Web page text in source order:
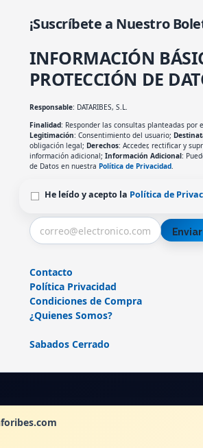
¡Suscríbete a Nuestro
INFORMACIÓN
PROTECCIÓN DE
Responsable: DATARIBES, S.L.
Finalidad: Responder las consultas planteadas
Legitimación: Consentimiento del usuario;
obligación legal; Derechos: Acceder, rectificar y
información adicional; Información Adicional:
de Datos en nuestra Política de Privacidad.
He leído y acepto la Política de
Enviar
Contacto
Política Privacidad
Condiciones de Compra
¿Quienes Somos?
Sabados Cerrado